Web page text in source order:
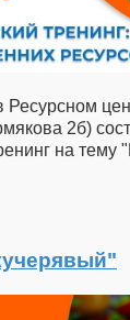
Ресурсном
2б)
на тему